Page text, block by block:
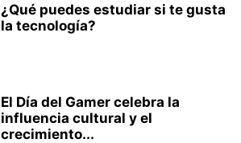
¿Qué puedes estudiar si te gusta
la tecnología?
El Día del Gamer celebra la
influencia cultural y el
crecimiento...